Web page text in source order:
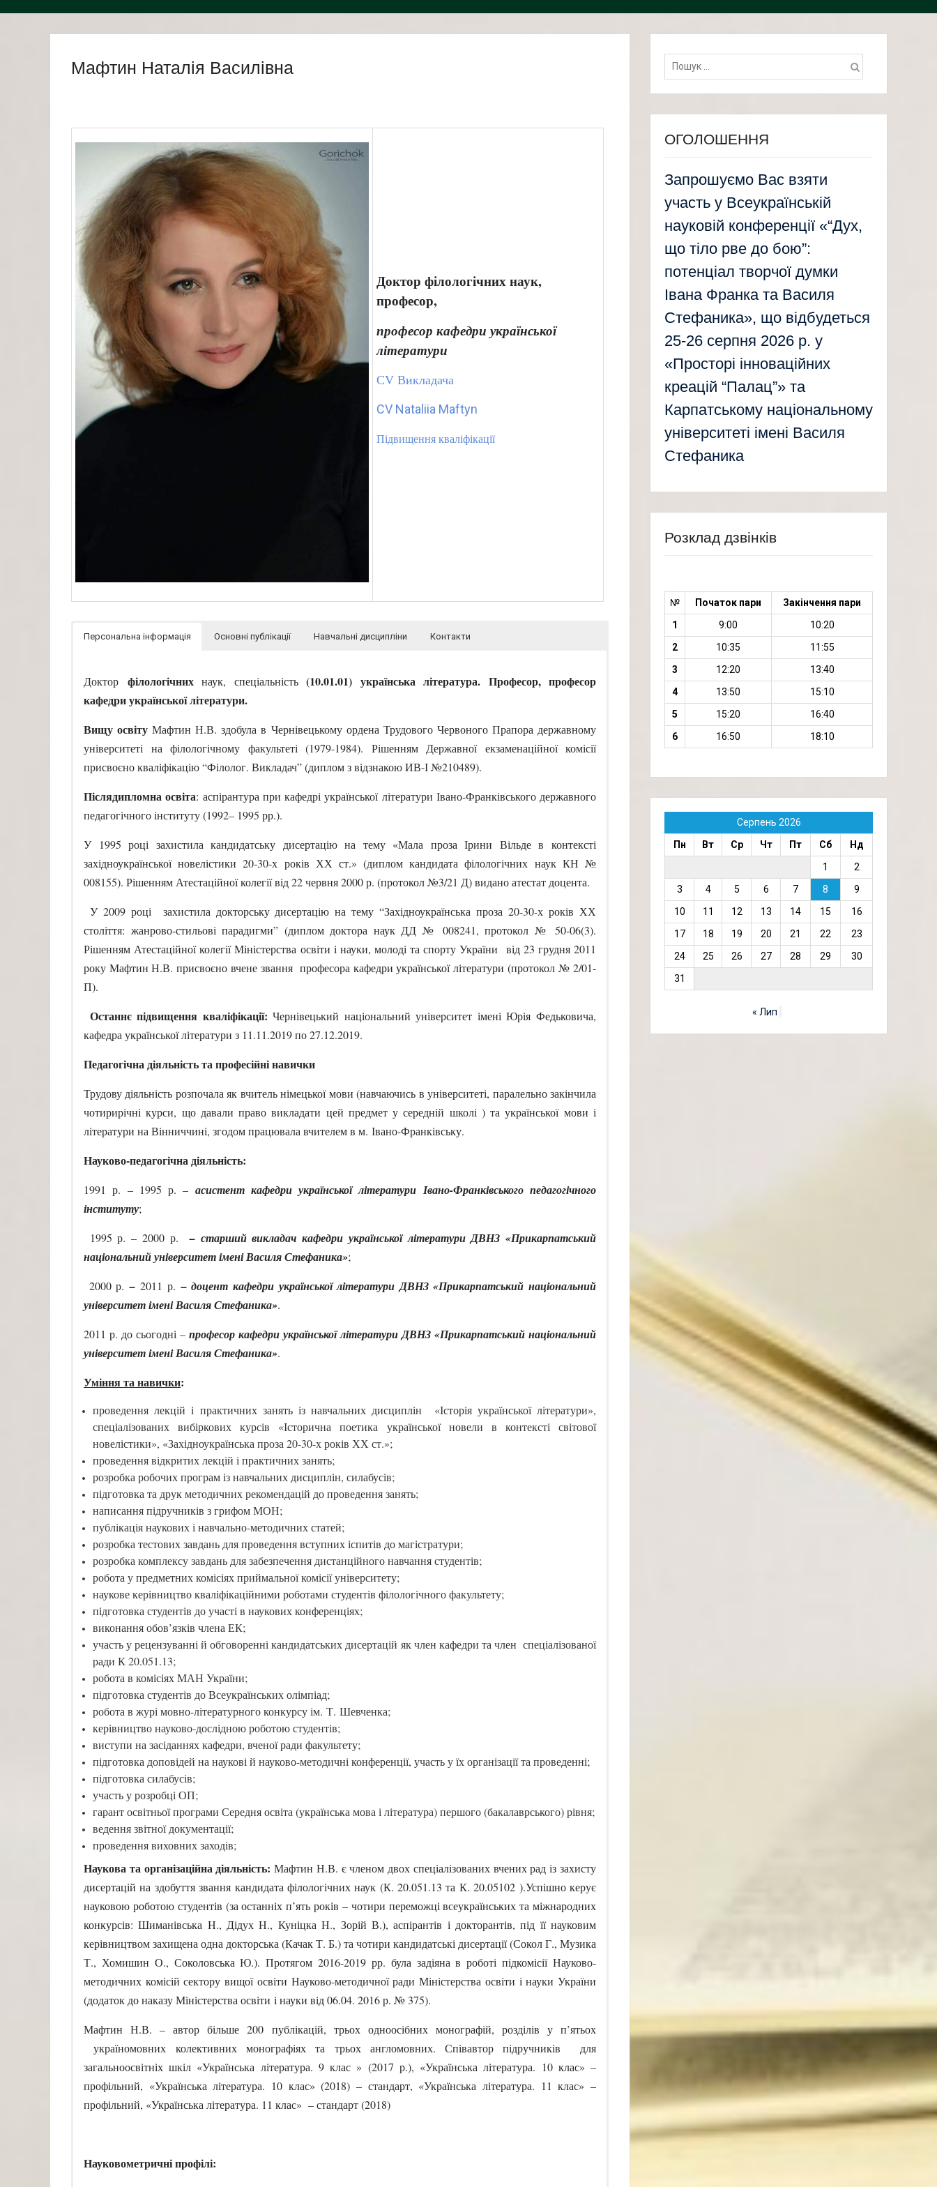
Мафтин Наталія Василівна
Доктор філологічних наук,
професор,
професор кафедри української
літератури
СV Викладача
CV Nataliia Maftyn
Підвищення кваліфікації
Персональна інформація Основні публікації Навчальні дисципліни Контакти
Доктор філологічнихнаук, спеціальність (10.01.01) українська література. Професор, професор
кафедри української літератури.
Вищу освіту Мафтин Н.В. здобула в Чернівецькому ордена Трудового Червоного Прапора державному
університеті на філологічному факультеті (1979-1984). Рішенням Державної екзаменаційної комісії
присвоєно кваліфікацію “Філолог. Викладач” (диплом з відзнакою ИВ-І №210489).
Післядипломна освіта: аспірантура при кафедрі української літератури Івано-Франківського державного
педагогічного інституту (1992– 1995 рр.).
У 1995 році захистила кандидатську дисертацію на тему «Мала проза Ірини Вільде в контексті
західноукраїнської новелістики 20-30-х років ХХ ст.» (диплом кандидата філологічних наук КН №
008155). Рішенням Атестаційної колегії від 22 червня 2000 р. (протокол №3/21 Д) видано атестат доцента.
У 2009 році захистила докторську дисертацію на тему “Західноукраїнська проза 20-30-х років ХХ
століття: жанрово-стильові парадигми” (диплом доктора наук ДД № 008241, протокол № 50-06(3).
Рішенням Атестаційної колегії Міністерства освіти і науки, молоді та спорту України від 23 грудня 2011
року Мафтин Н.В. присвоєно вчене звання професора кафедри української літератури (протокол № 2/01-
П).
Останнє підвищення кваліфікації: Чернівецький національний університет імені Юрія Федьковича,
кафедра української літератури з 11.11.2019 по 27.12.2019.
Педагогічна діяльність та професійні навички
Трудову діяльність розпочала як вчитель німецької мови (навчаючись в університеті, паралельно закінчила
чотирирічні курси, що давали право викладати цей предмет у середній школі ) та української мови і
літератури на Вінниччині, згодом працювала вчителем в м. Івано-Франківську.
Науково-педагогічна діяльність:
1991 р. – 1995 р. – асистент кафедри української літератури Івано-Франківського педагогічного
інституту;
1995 р. – 2000 р.
– старший викладач кафедри української літератури ДВНЗ «Прикарпатський
національний університет імені Василя Стефаника»;
2000 р.–2011 р.– доцент кафедри української літератури ДВНЗ «Прикарпатський національний
університет імені Василя Стефаника».
2011 р. до сьогодні – професор кафедри української літератури ДВНЗ «Прикарпатський національний
університет імені Василя Стефаника».
Уміння та навички:
проведення лекцій і практичних занять із навчальних дисциплін «Історія української літератури»,
спеціалізованих вибіркових курсів «Історична поетика української новели в контексті світової
новелістики», «Західноукраїнська проза 20-30-х років ХХ ст.»;
проведення відкритих лекцій і практичних занять;
розробка робочих програм із навчальних дисциплін, силабусів;
підготовка та друк методичних рекомендацій до проведення занять;
написання підручників з грифом МОН;
публікація наукових і навчально-методичних статей;
розробка тестових завдань для проведення вступних іспитів до магістратури;
розробка комплексу завдань для забезпечення дистанційного навчання студентів;
робота у предметних комісіях приймальної комісії університету;
наукове керівництво кваліфікаційними роботами студентів філологічного факультету;
підготовка студентів до участі в наукових конференціях;
виконання обов’язків члена ЕК;
участь у рецензуванні й обговоренні кандидатських дисертацій як член кафедри та член спеціалізованої
ради К 20.051.13;
робота в комісіях МАН України;
підготовка студентів до Всеукраїнських олімпіад;
робота в журі мовно-літературного конкурсу ім. Т. Шевченка;
керівництво науково-дослідною роботою студентів;
виступи на засіданнях кафедри, вченої ради факультету;
підготовка доповідей на наукові й науково-методичні конференції, участь у їх організації та проведенні;
підготовка силабусів;
участь у розробці ОП;
гарант освітньої програми Середня освіта (українська мова і література) першого (бакалаврського) рівня;
ведення звітної документації;
проведення виховних заходів;
Наукова та організаційна діяльність: Мафтин Н.В. є членом двох спеціалізованих вчених рад із захисту
дисертацій на здобуття звання кандидата філологічних наук (К. 20.051.13 та К. 20.05102 ).Успішно керує
науковою роботою студентів (за останніх п’ять років – чотири переможці всеукраїнських та міжнародних
конкурсів: Шиманівська Н., Дідух Н., Куніцка Н., Зорій В.), аспірантів і докторантів, під її науковим
керівництвом захищена одна докторська (Качак Т. Б.) та чотири кандидатські дисертації (Сокол Г., Музика
Т., Хомишин О., Соколовська Ю.). Протягом 2016-2019 рр. була задіяна в роботі підкомісії Науково-
методичних комісій сектору вищої освіти Науково-методичної ради Міністерства освіти і науки України
(додаток до наказу Міністерства освіти і науки від 06.04. 2016 р. № 375).
Мафтин Н.В. – автор більше 200 публікацій, трьох одноосібних монографій, розділів у п’ятьох
україномовних колективних монографіях та трьох англомовних. Співавтор підручників для
загальноосвітніх шкіл «Українська література. 9 клас » (2017 р.), «Українська література. 10 клас» –
профільний, «Українська література. 10 клас» (2018) – стандарт, «Українська література. 11 клас» –
профільний, «Українська література. 11 клас» – стандарт (2018)
Науковометричні профілі:
Пошук:
ОГОЛОШЕННЯ
Запрошуємо Вас взяти
участь у Всеукраїнській
науковій конференції «“Дух,
що тіло рве до бою”:
потенціал творчої думки
Івана Франка та Василя
Стефаника», що відбудеться
25-26 серпня 2026 р. у
«Просторі інноваційних
креацій “Палац”» та
Карпатському національному
університеті імені Василя
Стефаника
Розклад дзвінків
№ Початок пари
Закінчення пари
1
9:00
10:20
2
10:35
11:55
3
12:20
13:40
4
13:50
15:10
5
15:20
16:40
6
16:50 18:10
Серпень 2026
Пн
Вт Ср Чт Пт Сб
Нд
1
2
3
4 5 6 7 8
9
10
11 12 13 14 15
16
17
18 19 20 21 22
23
24
25 26 27 28 29
30
31
« Лип